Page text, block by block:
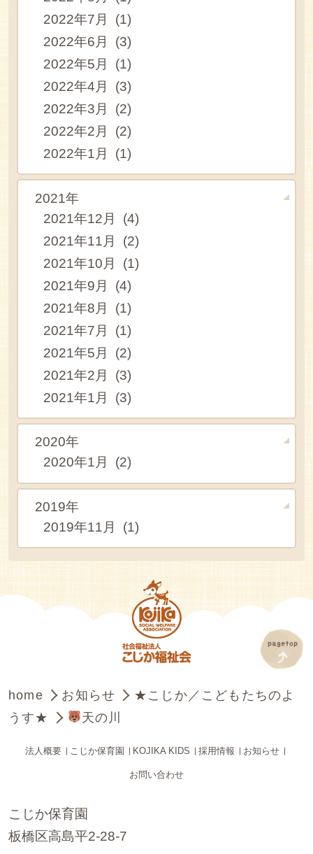
2022年7月 (1)
2022年6月 (3)
2022年5月 (1)
2022年4月 (3)
2022年3月 (2)
2022年2月 (2)
2022年1月 (1)
2021年
2021年12月 (4)
2021年11月 (2)
2021年10月 (1)
2021年9月 (4)
2021年8月 (1)
2021年7月 (1)
2021年5月 (2)
2021年2月 (3)
2021年1月 (3)
2020年
2020年1月 (2)
2019年
2019年11月 (1)
home お知らせ
★こじか／こどもたちのよ
うす★
天の川
法人概要 こじか保育園 KOJIKA KIDS 採用情報 お知らせ
お問い合わせ
こじか保育園
板橋区高島平2-28-7